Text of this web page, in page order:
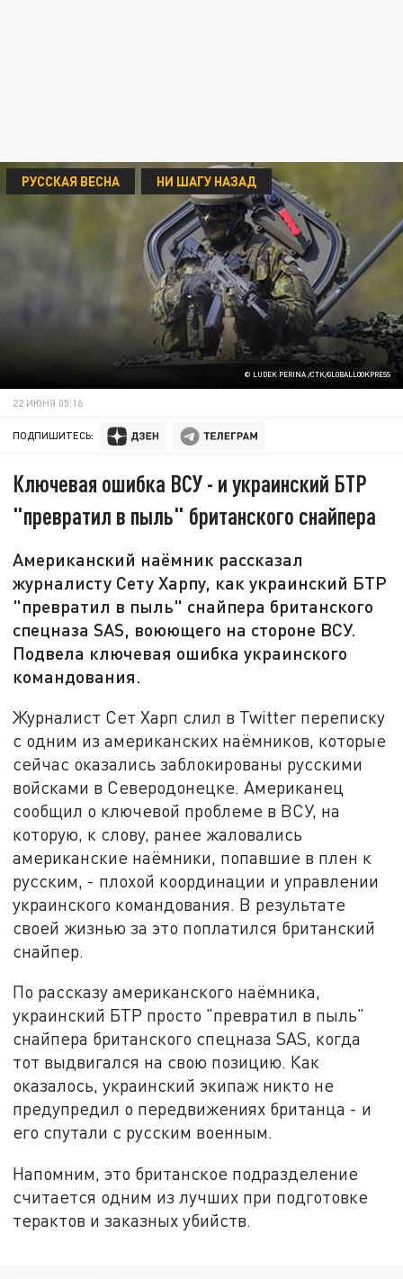
© LUDEK PERINA /CTK/GLOBALLOOKPRESS
РУССКАЯ ВЕСНА НИ ШАГУ НАЗАД
22 ИЮНЯ 05:16
ПОДПИШИТЕСЬ:
Ключевая ошибка ВСУ - и украинский БТР
"превратил в пыль" британского снайпера
Американский наёмник рассказал
журналисту Сету Харпу, как украинский БТР
"превратил в пыль" снайпера британского
спецназа SAS, воюющего на стороне ВСУ.
Подвела ключевая ошибка украинского
командования.
Журналист Сет Харп слил в Twitter переписку
с одним из американских наёмников, которые
сейчас оказались заблокированы русскими
войсками в Северодонецке. Американец
сообщил о ключевой проблеме в ВСУ, на
которую, к слову, ранее жаловались
американские наёмники, попавшие в плен к
русским, - плохой координации и управлении
украинского командования. В результате
своей жизнью за это поплатился британский
снайпер.
По рассказу американского наёмника,
украинский БТР просто "превратил в пыль"
снайпера британского спецназа SAS, когда
тот выдвигался на свою позицию. Как
оказалось, украинский экипаж никто не
предупредил о передвижениях британца - и
его спутали с русским военным.
Напомним, это британское подразделение
считается одним из лучших при подготовке
терактов и заказных убийств.